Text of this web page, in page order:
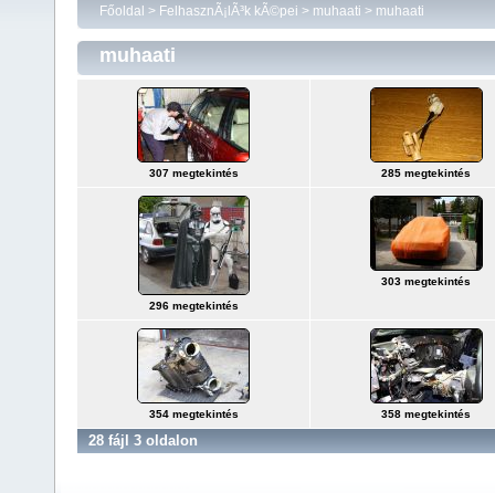
Főoldal > FelhasznÃ¡lÃ³k kÃ©pei > muhaati > muhaati
muhaati
307 megtekintés 285 megtekintés
296 megtekintés
303 megtekintés
354 megtekintés 358 megtekintés
28 fájl 3 oldalon